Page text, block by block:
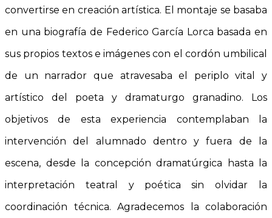
convertirse en creación artística. El montaje se basaba
en una biografía de Federico García Lorca basada en
sus propios textos e imágenes con el cordón umbilical
de un narrador que atravesaba el periplo vital y
artístico del poeta y dramaturgo granadino. Los
objetivos de esta experiencia contemplaban la
intervención del alumnado dentro y fuera de la
escena, desde la concepción dramatúrgica hasta la
interpretación teatral y poética sin olvidar la
coordinación técnica. Agradecemos la colaboración